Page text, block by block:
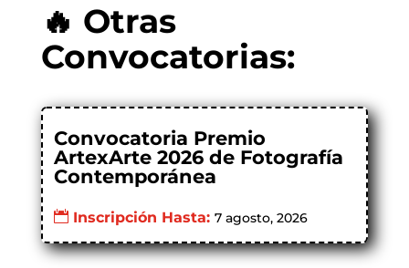
🔥 Otras
Convocatorias:
Convocatoria Premio
ArtexArte 2026 de Fotografía
Contemporánea
Inscripción Hasta: 7 agosto, 2026